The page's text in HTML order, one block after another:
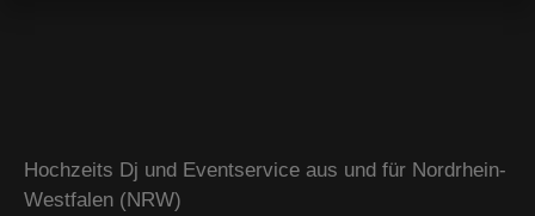
Hochzeits Dj und Eventservice aus und für Nordrhein-
Westfalen (NRW)